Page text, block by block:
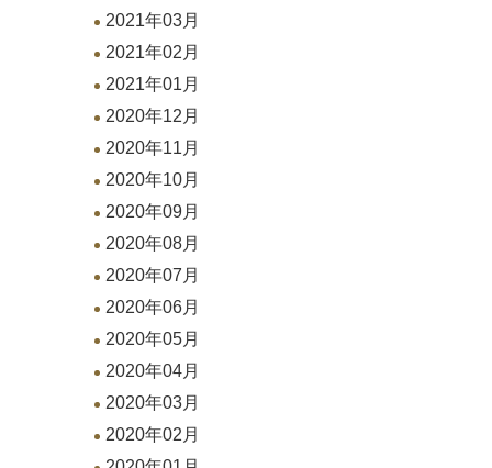
2021年03月
2021年02月
2021年01月
2020年12月
2020年11月
2020年10月
2020年09月
2020年08月
2020年07月
2020年06月
2020年05月
2020年04月
2020年03月
2020年02月